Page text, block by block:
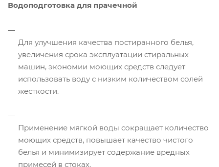
Водоподготовка для прачечной
Для улучшения качества постиранного белья,
увеличения срока эксплуатации стиральных
машин, экономии моющих средств следует
использовать воду с низким количеством солей
жесткости.
Применение мягкой воды сокращает количество
моющих средств, повышает качество чистого
белья и минимизирует содержание вредных
примесей в стоках.